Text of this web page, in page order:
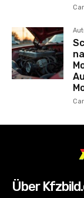
Über